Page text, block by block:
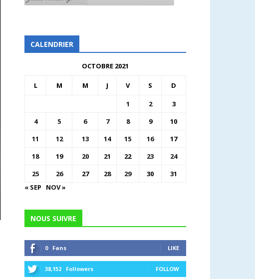
CALENDRIER
OCTOBRE 2021
L M M J V S D
1 2
3
4
5 6 7 8 9
10
11
12 13 14 15 16
17
18
19 20 21 22 23
24
25
26 27 28 29 30
31
« SEP
NOV »
NOUS SUIVRE
0 Fans LIKE
38,152 Followers FOLLOW